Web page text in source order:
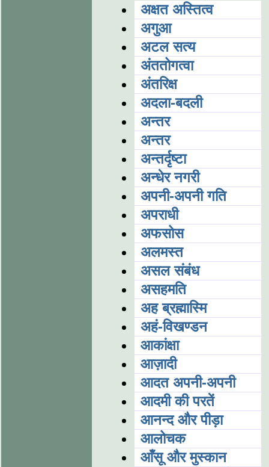
अक्षत अस्तित्व
अगुआ
अटल सत्य
अंततोगत्वा
अंतरिक्ष
अदला-बदली
अन्तर
अन्तर
अन्तर्दृष्टा
अन्धेर नगरी
अपनी-अपनी गति
अपराधी
अफसोस
अलमस्त
असल संबंध
असहमति
अह ब्रह्मास्मि
अहं-विखण्डन
आकांक्षा
आज़ादी
आदत अपनी-अपनी
आदमी की परतें
आनन्द और पीड़ा
आलोचक
आँसू और मुस्कान